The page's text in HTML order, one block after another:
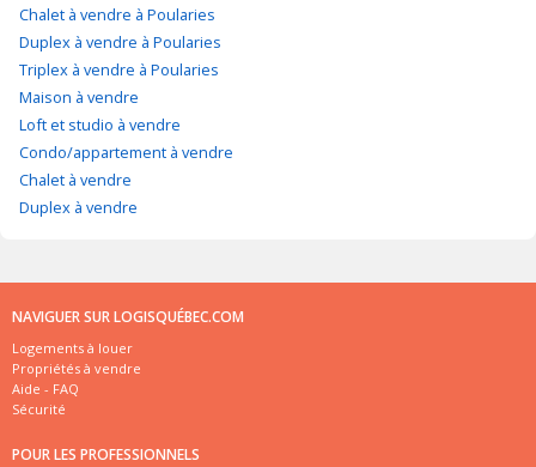
Chalet à vendre à Poularies
Duplex à vendre à Poularies
Triplex à vendre à Poularies
Maison à vendre
Loft et studio à vendre
Condo/appartement à vendre
Chalet à vendre
Duplex à vendre
NAVIGUER SUR LOGISQUÉBEC.COM
Logements à louer
Propriétés à vendre
Aide - FAQ
Sécurité
POUR LES PROFESSIONNELS